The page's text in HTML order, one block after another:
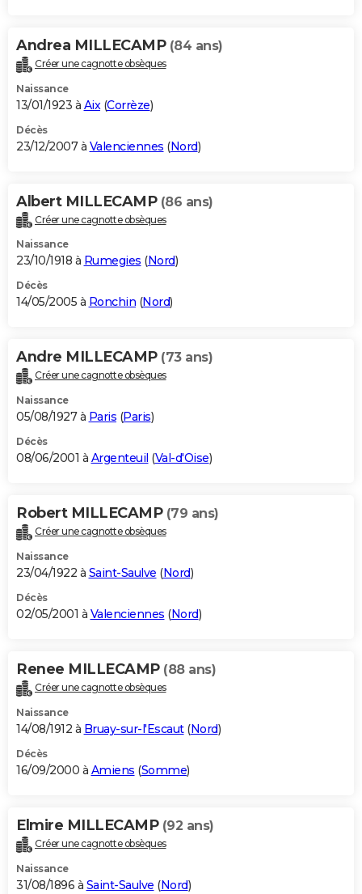
Andrea MILLECAMP (84 ans)
Créer une cagnotte obsèques
Naissance
13/01/1923 à Aix (Corrèze)
Décès
23/12/2007 à Valenciennes (Nord)
Albert MILLECAMP (86 ans)
Créer une cagnotte obsèques
Naissance
23/10/1918 à Rumegies (Nord)
Décès
14/05/2005 à Ronchin (Nord)
Andre MILLECAMP (73 ans)
Créer une cagnotte obsèques
Naissance
05/08/1927 à Paris (Paris)
Décès
08/06/2001 à Argenteuil (Val-d'Oise)
Robert MILLECAMP (79 ans)
Créer une cagnotte obsèques
Naissance
23/04/1922 à Saint-Saulve (Nord)
Décès
02/05/2001 à Valenciennes (Nord)
Renee MILLECAMP (88 ans)
Créer une cagnotte obsèques
Naissance
14/08/1912 à Bruay-sur-l'Escaut(Nord)
Décès
16/09/2000 à Amiens (Somme)
Elmire MILLECAMP (92 ans)
Créer une cagnotte obsèques
Naissance
31/08/1896 à Saint-Saulve (Nord)